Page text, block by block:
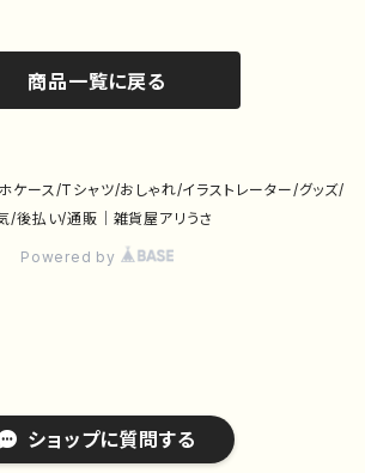
ショップに質問する
商品一覧に戻る
ース/Tシャツ/おしゃれ/イラストレーター/グッズ/
/後払い/通販｜雑貨屋アリうさ
Powered by